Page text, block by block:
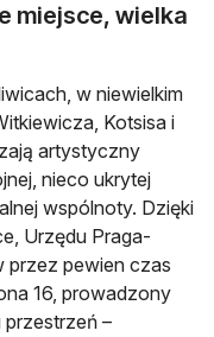
miejsce, wielka
w niewielkim
Kotsisa i
artystyczny
nieco ukrytej
wspólnoty. Dzięki
Urzędu Praga-
przez pewien czas
16, prowadzony
–